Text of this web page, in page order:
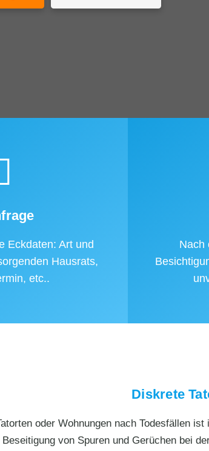
Eckdaten: Art und
Hausrats,
etc..
Nach
Diskrete
oder Wohnungen nach Todesfällen
von Spuren und Gerüchen bei